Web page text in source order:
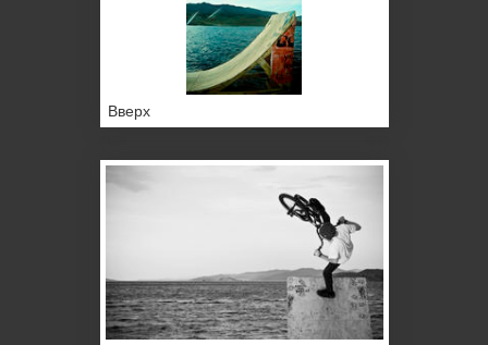
Вверх